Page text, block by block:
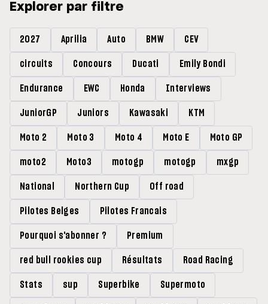
Explorer par filtre
2027 Aprilia Auto BMW CEV
circuits Concours Ducati Emily Bondi
Endurance EWC Honda Interviews
JuniorGP Juniors Kawasaki KTM
Moto 2 Moto 3 Moto 4 Moto E Moto GP
moto2 Moto3 motogp motogp mxgp
National Northern Cup Off road
Pilotes Belges Pilotes Francais
Pourquoi s'abonner ? Premium
red bull rookies cup Résultats Road Racing
Stats sup Superbike Supermoto